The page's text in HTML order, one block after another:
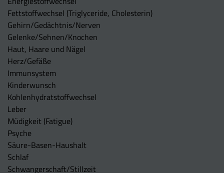
Fettstoffwechsel (Triglyceride, Cholesterin)
Gehirn/Gedächtnis/Nerven
Gelenke/Sehnen/Knochen
Haut, Haare und Nägel
Herz/Gefäße
Immunsystem
Kinderwunsch
Kohlenhydratstoffwechsel
Leber
Müdigkeit (Fatigue)
Psyche
Säure-Basen-Haushalt
Schlaf
Schwangerschaft/Stillzeit